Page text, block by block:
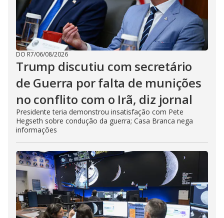
DO R7/06/08/2026
Trump discutiu com secretário
de Guerra por falta de munições
no conflito com o Irã, diz jornal
Presidente teria demonstrou insatisfação com Pete
Hegseth sobre condução da guerra; Casa Branca nega
informações